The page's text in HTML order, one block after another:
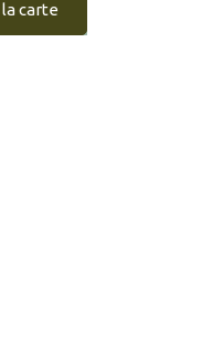
carte